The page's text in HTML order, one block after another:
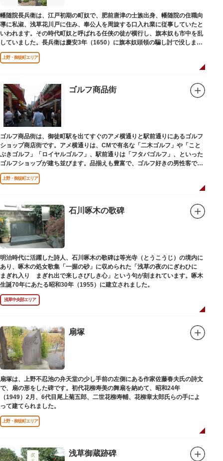
幡随院長兵衛は、江戸初期の町奴で、肥前唐津の士族出身、幡随院の住職向
導に私淑、浅草花川戸に住み、奉公人を周旋する口入れ業に従事していたと
いわれます。その時代町奴と呼ばれる任侠の徒が横行し、旗本奴も市中を乱
していました。長兵衛は慶安3年（1650）に旗本奴頭領の騙し討で没しまし
た。お墓は源空寺（げんくうじ）にあります。
上野・御徒町エリア
ゴルフ商品街
ゴルフ商品街は、御徒町駅を出てすぐのアメ横通りと駅前通りにあるゴルフ
ショップ商店街です。アメ横通りは、CMで有名な「二木ゴルフ」や「こと
ぶきゴルフ」「ロイヤルゴルフ」、駅前通りは「フタバゴルフ」、といった
ゴルフショップが建ち並びます。品揃えも豊富で、ゴルフ好きの男性客で賑
わっています。
上野・御徒町エリア
石川啄木の歌碑
明治時代に活躍した詩人、石川啄木の歌碑は等光寺（とうこうじ）の境内に
あり、啄木の処女歌集「一握の砂」に収められた「浅草の夜のにぎわひに
まぎれ入り まぎれ出で来しさびしき心」という句が刻まれています。啄木
生誕70年にあたる昭和30年（1955）に建立されました。
浅草中央部エリア
扇塚
扇塚は、上野不忍池の弁天堂の少し手前の左側にある作家佐藤春夫氏の詩文
で、扇の形をした碑です。初代花柳寿美の舞扇を納めて、昭和24年
（1949）2月、6代目尾上菊五郎、二世花柳寿輔、花柳章太郎氏らの手によ
って建てられました。
上野・御徒町エリア
浅草御蔵跡碑